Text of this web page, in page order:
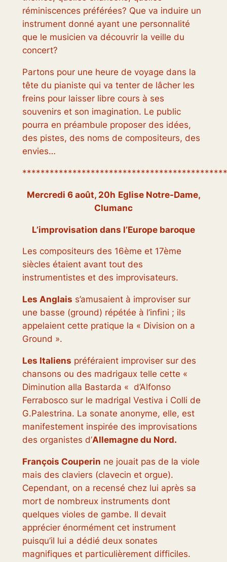
réminiscences préférées? Que va induire un
instrument donné ayant une personnalité
que le musicien va découvrir la veille du
concert?
Partons pour une heure de voyage dans la
tête du pianiste qui va tenter de lâcher les
freins pour laisser libre cours à ses
souvenirs et son imagination. Le public
pourra en préambule proposer des idées,
des pistes, des noms de compositeurs, des
envies…
Mercredi 6 août, 20h Eglise Notre-Dame,
Clumanc
L’improvisation dans l’Europe baroque
Les compositeurs des 16ème et 17ème
siècles étaient avant tout des
instrumentistes et des improvisateurs.
Les Anglais s’amusaient à improviser sur
une basse (ground) répétée à l’infini ; ils
appelaient cette pratique la « Division on a
Ground ».
Les Italiens préféraient improviser sur des
chansons ou des madrigaux telle cette «
Diminution alla Bastarda « d’Alfonso
Ferrabosco sur le madrigal Vestiva i Colli de
G.Palestrina. La sonate anonyme, elle, est
manifestement inspirée des improvisations
des organistes d’Allemagne du Nord.
François Couperin ne jouait pas de la viole
mais des claviers (clavecin et orgue).
Cependant, on a recensé chez lui après sa
mort de nombreux instruments dont
quelques violes de gambe. Il devait
apprécier énormément cet instrument
puisqu’il lui a dédié deux sonates
magnifiques et particulièrement difficiles.